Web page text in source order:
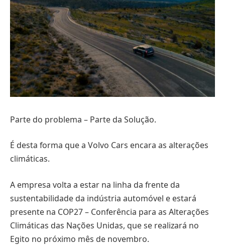
Parte do problema – Parte da Solução.
É desta forma que a Volvo Cars encara as alterações
climáticas.
A empresa volta a estar na linha da frente da
sustentabilidade da indústria automóvel e estará
presente na COP27 – Conferência para as Alterações
Climáticas das Nações Unidas, que se realizará no
Egito no próximo mês de novembro.